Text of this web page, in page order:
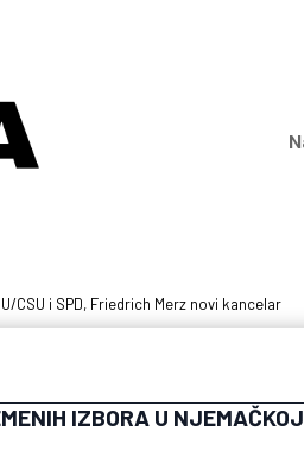
CSU i SPD, Friedrich Merz novi kancelar
IZBORA U NJEMAČKOJ